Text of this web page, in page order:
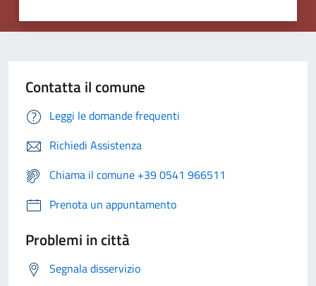
Contatta il comune
Leggi le domande frequenti
Richiedi Assistenza
Chiama il comune +39 0541 966511
Prenota un appuntamento
Problemi in città
Segnala disservizio